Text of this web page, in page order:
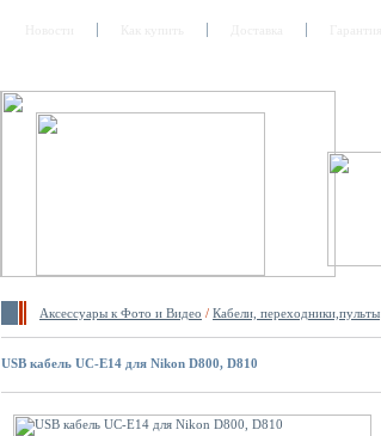
Аксессуары к Фото и Видео / Кабели, переходники,пульты
USB кабель UC-E14 для Nikon D800, D810